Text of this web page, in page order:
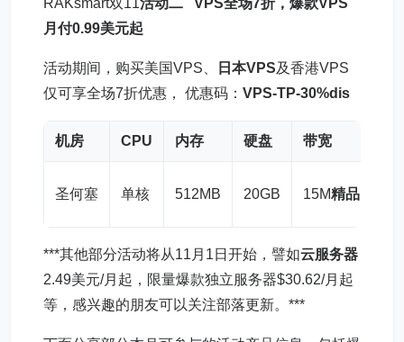
RAKsmart双11活动二 VPS全场7折，爆款VPS
月付0.99美元起
活动期间，购买美国VPS、 日本VPS及香港VPS
仅可享全场7折优惠， 优惠码： VPS-TP-30%dis
机房 CPU 内存 硬盘 带宽
圣何塞 单核 512MB 20GB 15M精品网
***其他部分活动将从11月1日开始，譬如云服务器
2.49美元/月起，限量爆款独立服务器$30.62/月起
等，感兴趣的朋友可以关注部落更新。***